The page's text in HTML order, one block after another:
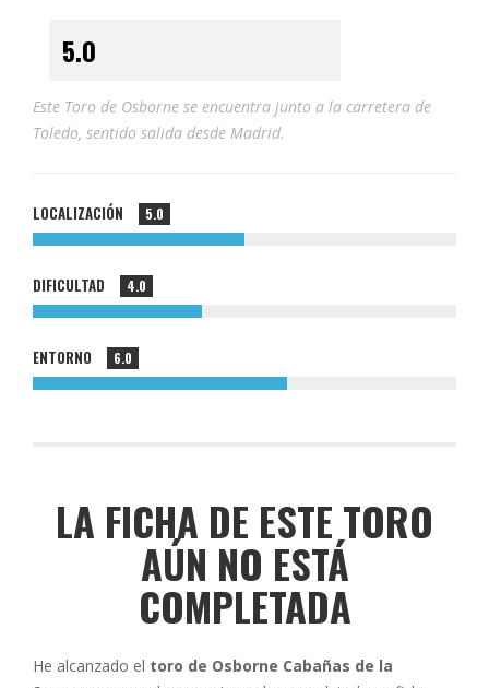
Este Toro de Osborne se encuentra junto a la carretera de
Toledo, sentido salida desde Madrid.
LOCALIZACIÓN 5.0
DIFICULTAD 4.0
ENTORNO 6.0
LA FICHA DE ESTE TORO
AÚN NO ESTÁ
COMPLETADA
He alcanzado el toro de Osborne Cabañas de la